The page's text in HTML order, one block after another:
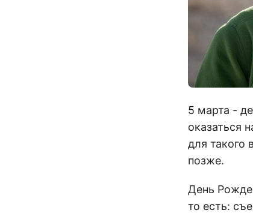
5 марта -
оказаться
для такого
позже.
День
то есть: